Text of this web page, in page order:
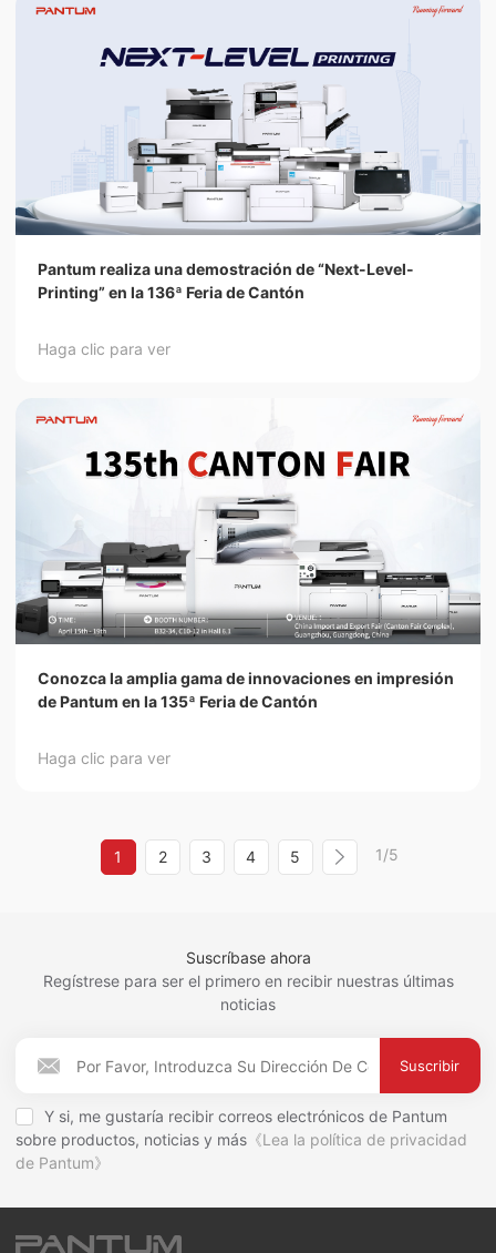
Pantum realiza una demostración de “Next-Level-
Printing” en la 136ª Feria de Cantón
Haga clic para ver
Conozca la amplia gama de innovaciones en impresión
de Pantum en la 135ª Feria de Cantón
Haga clic para ver
1 2 3 4 5 1/5
Suscríbase ahora
Regístrese para ser el primero en recibir nuestras últimas
noticias
Suscribir
Y si, me gustaría recibir correos electrónicos de Pantum
sobre productos, noticias y más 《Lea la política de privacidad
de Pantum》